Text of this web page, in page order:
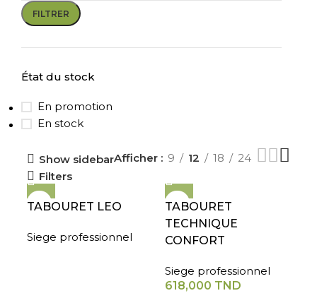
FILTRER
État du stock
En promotion
En stock
Show sidebarAfficher 9 12 18
24
Filters
TABOURET LEO
Siege professionnel
TABOURET
TECHNIQUE
CONFORT
Siege professionnel
618,000 TND